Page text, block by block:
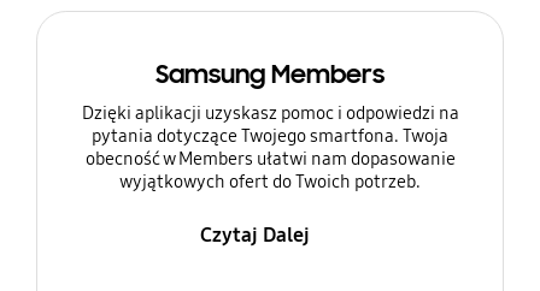
Samsung Members
Dzięki aplikacji uzyskasz pomoc i odpowiedzi na
pytania dotyczące Twojego smartfona. Twoja
obecność w Members ułatwi nam dopasowanie
wyjątkowych ofert do Twoich potrzeb.
Czytaj Dalej